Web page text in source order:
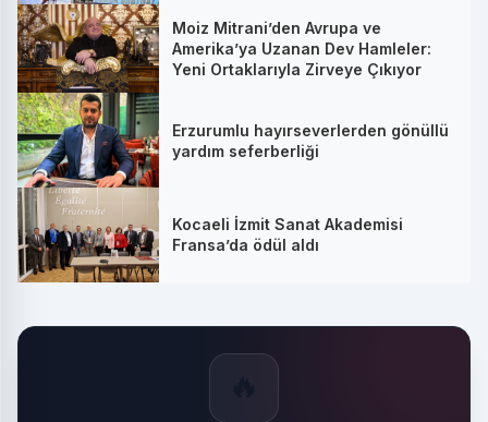
Moiz Mitrani’den Avrupa ve
Amerika’ya Uzanan Dev Hamleler:
Yeni Ortaklarıyla Zirveye Çıkıyor
Erzurumlu hayırseverlerden gönüllü
yardım seferberliği
Kocaeli İzmit Sanat Akademisi
Fransa’da ödül aldı